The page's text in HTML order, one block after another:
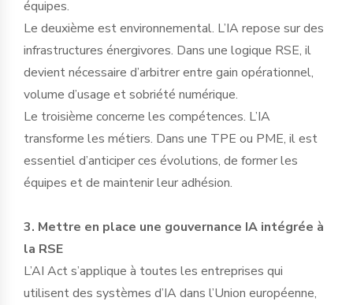
équipes.
Le deuxième est environnemental. L’IA repose sur des
infrastructures énergivores. Dans une logique RSE, il
devient nécessaire d’arbitrer entre gain opérationnel,
volume d’usage et sobriété numérique.
Le troisième concerne les compétences. L’IA
transforme les métiers. Dans une TPE ou PME, il est
essentiel d’anticiper ces évolutions, de former les
équipes et de maintenir leur adhésion.
3. Mettre en place une gouvernance IA intégrée à
la RSE
L’AI Act s’applique à toutes les entreprises qui
utilisent des systèmes d’IA dans l’Union européenne,